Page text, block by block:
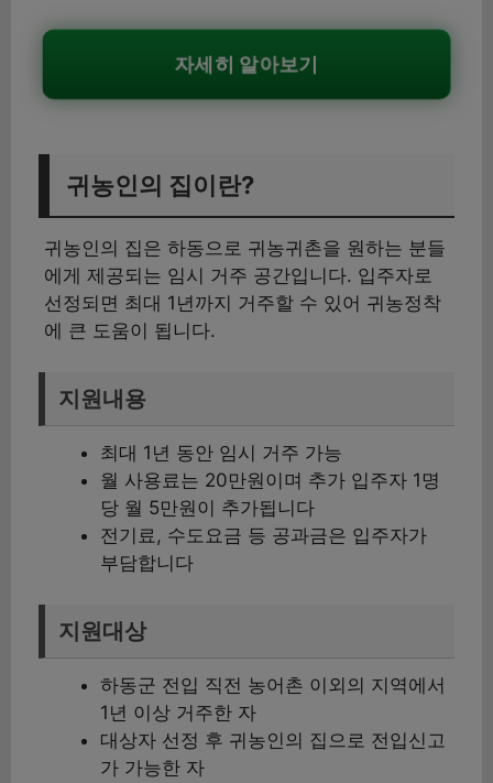
자세히 알아보기
귀농인의 집이란?
귀농인의 집은 하동으로 귀농귀촌을 원하는 분들
에게 제공되는 임시 거주 공간입니다. 입주자로
선정되면 최대 1년까지 거주할 수 있어 귀농정착
에 큰 도움이 됩니다.
지원내용
최대 1년 동안 임시 거주 가능
월 사용료는 20만원이며 추가 입주자 1명
당 월 5만원이 추가됩니다
전기료, 수도요금 등 공과금은 입주자가
부담합니다
지원대상
하동군 전입 직전 농어촌 이외의 지역에서
1년 이상 거주한 자
대상자 선정 후 귀농인의 집으로 전입신고
가 가능한 자